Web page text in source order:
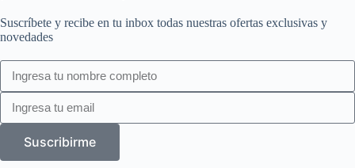
Suscríbete y recibe en tu inbox todas nuestras ofertas exclusivas y
novedades
Suscribirme